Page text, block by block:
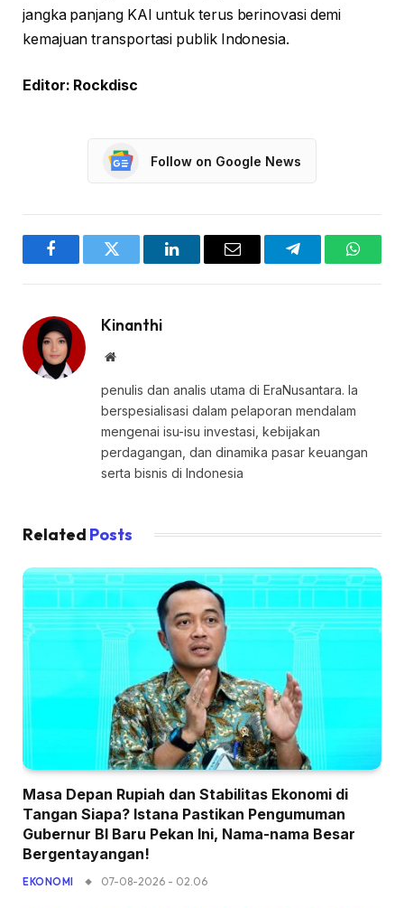
jangka panjang KAI untuk terus berinovasi demi
kemajuan transportasi publik Indonesia.
Editor: Rockdisc
Follow on Google News
FacebookTwitter LinkedInEmail Telegram
Kinanthi
Website
penulis dan analis utama di EraNusantara. Ia
berspesialisasi dalam pelaporan mendalam
mengenai isu-isu investasi, kebijakan
perdagangan, dan dinamika pasar keuangan
serta bisnis di Indonesia
Related Posts
Masa Depan Rupiah dan Stabilitas Ekonomi di
Tangan Siapa? Istana Pastikan Pengumuman
Gubernur BI Baru Pekan Ini, Nama-nama Besar
Bergentayangan!
EKONOMI 07-08-2026 - 02.06